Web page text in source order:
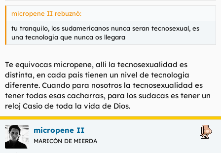
micropene II rebuznó:
tu tranquilo, los sudamericanos nunca seran tecnosexual, es
una tecnologia que nunca os llegara
Te equivocas micropene, alli la tecnosexualidad es
distinta, en cada pais tienen un nivel de tecnologia
diferente. Cuando para nosotros la tecnosexualidad es
tener todas esas cacharras, para los sudacas es tener un
reloj Casio de toda la vida de Dios.
micropene II
MARICÓN DE MIERDA